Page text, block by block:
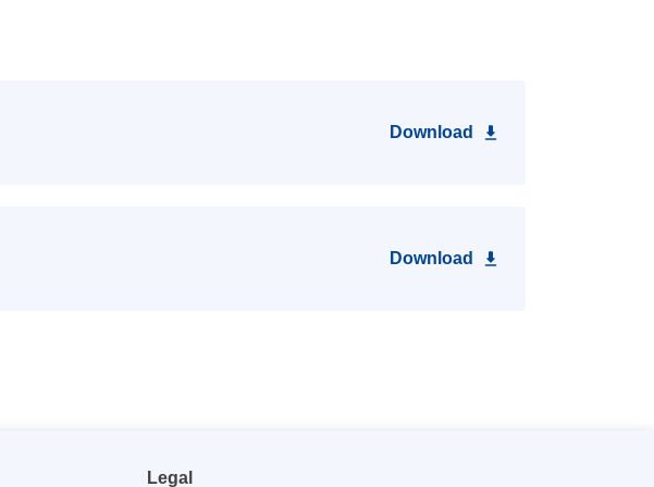
Download
Download
Legal